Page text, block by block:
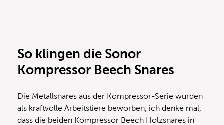
So klingen die Sonor
Kompressor Beech Snares
Die Metallsnares aus der Kompressor-Serie wurden
als kraftvolle Arbeitstiere beworben, ich denke mal,
dass die beiden Kompressor Beech Holzsnares in